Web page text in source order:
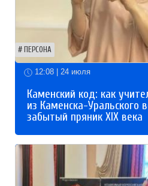
ПЕРСОНА
12:08 | 24 июля
Каменский код: как
из Каменска-Уральского
забытый пряник XIX века